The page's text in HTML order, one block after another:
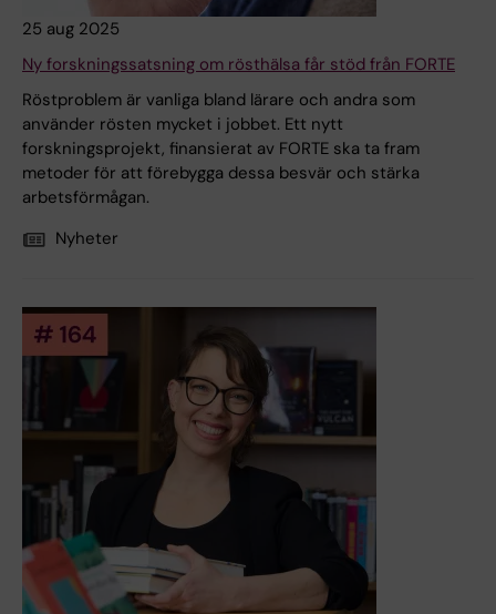
25 aug 2025
Ny forskningssatsning om rösthälsa får stöd från FORTE
Röstproblem är vanliga bland lärare och andra som
använder rösten mycket i jobbet. Ett nytt
forskningsprojekt, finansierat av FORTE ska ta fram
metoder för att förebygga dessa besvär och stärka
arbetsförmågan.
Nyheter